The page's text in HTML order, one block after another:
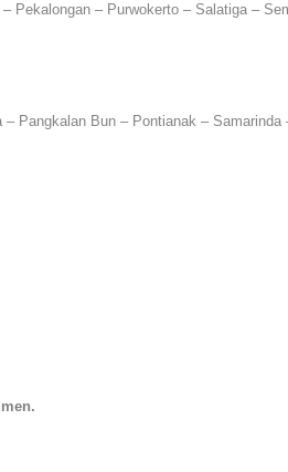
Pekalongan – Purwokerto – Salatiga –
Pangkalan Bun – Pontianak –